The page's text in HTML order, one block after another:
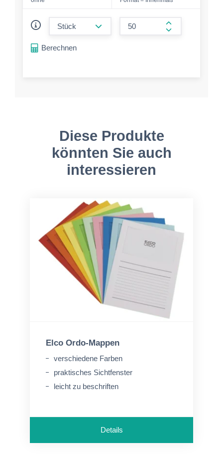
form.increase-
Berechnen
Diese Produkte
könnten Sie auch
interessieren
Elco Ordo-Mappen
verschiedene Farben
praktisches Sichtfenster
leicht zu beschriften
Details